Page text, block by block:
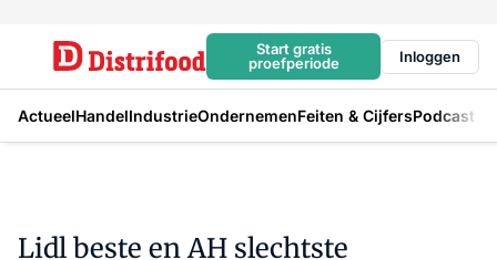
Start gratis
proefperiode
Inloggen
ActueelHandelIndustrieOndernemenFeiten & CijfersPodcast
Lidl beste en AH slechtste